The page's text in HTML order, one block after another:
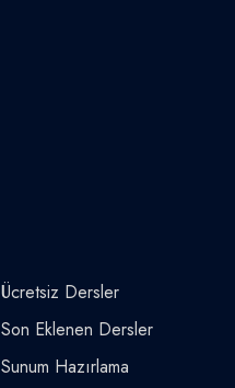
Ücretsiz Dersler
Son Eklenen Dersler
Sunum Hazırlama